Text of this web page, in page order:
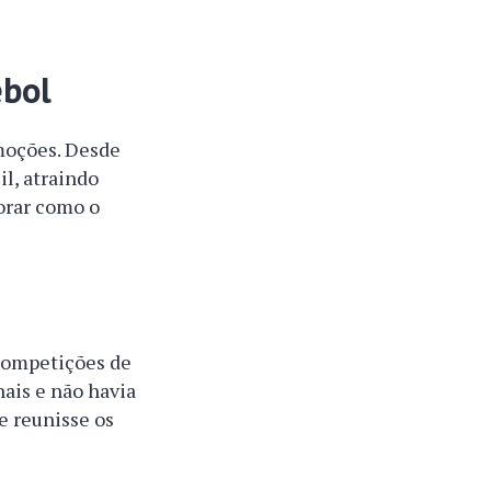
Desde
atraindo
como o
de
e não havia
reunisse os